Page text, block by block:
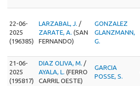
22-06-
2025
(196385)
LARZABAL, J. /
ZARATE, A. (SAN
FERNANDO)
GONZALEZ
GLANZMANN,
G.
21-06-
2025
(195817)
DIAZ OLIVA, M. /
AYALA, L. (FERRO
CARRIL OESTE)
GARCIA
POSSE, S.